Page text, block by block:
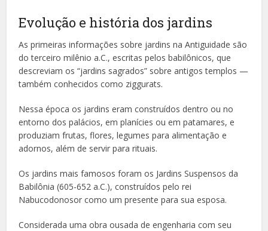
Evolução e história dos jardins
As primeiras informações sobre jardins na Antiguidade são
do terceiro milênio a.C., escritas pelos babilônicos, que
descreviam os “jardins sagrados” sobre antigos templos —
também conhecidos como ziggurats.
Nessa época os jardins eram construídos dentro ou no
entorno dos palácios, em planícies ou em patamares, e
produziam frutas, flores, legumes para alimentação e
adornos, além de servir para rituais.
Os jardins mais famosos foram os Jardins Suspensos da
Babilônia (605-652 a.C.), construídos pelo rei
Nabucodonosor como um presente para sua esposa.
Considerada uma obra ousada de engenharia com seu